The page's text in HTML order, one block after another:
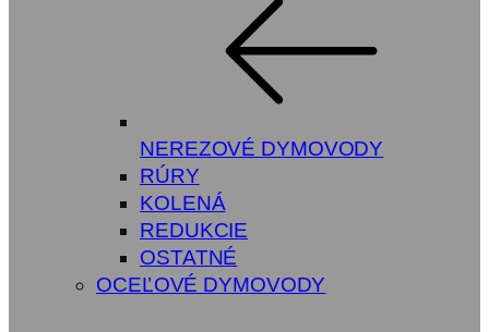
NEREZOVÉ DYMOVODY
RÚRY
KOLENÁ
REDUKCIE
OSTATNÉ
OCEĽOVÉ DYMOVODY